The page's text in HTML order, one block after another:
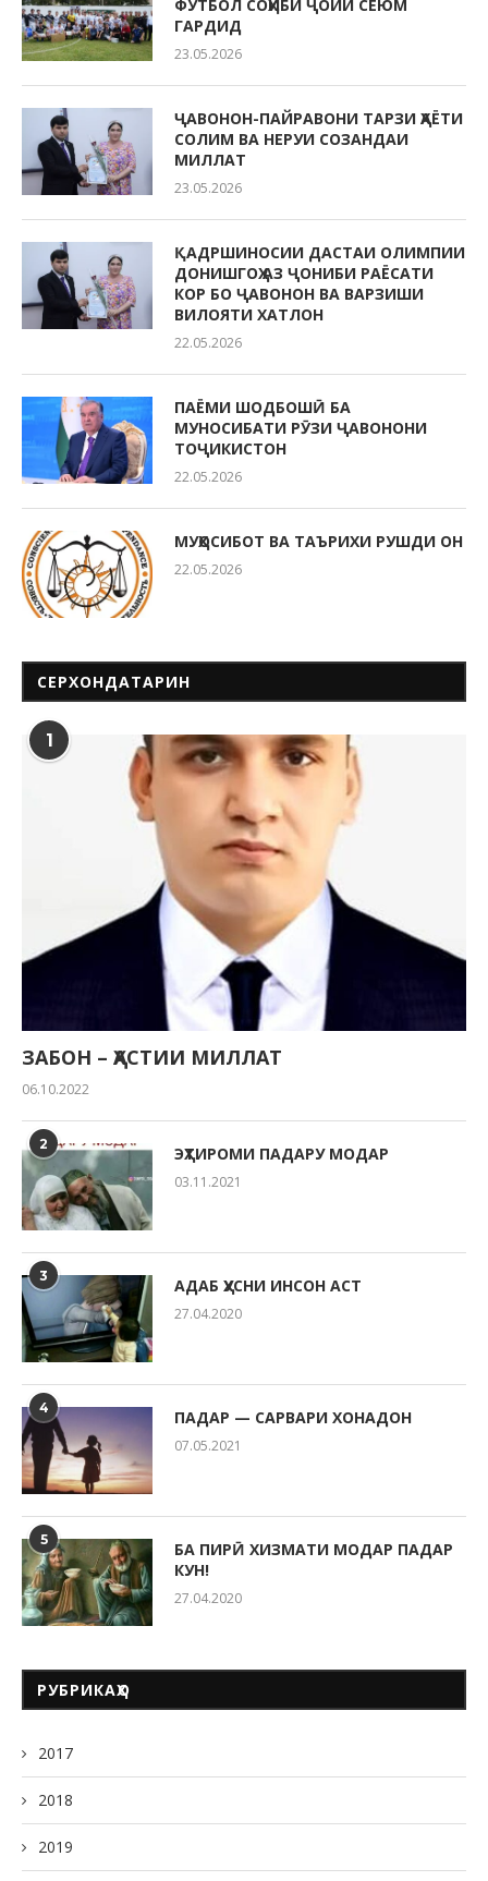
ФУТБОЛ СОҲИБИ ҶОЙИ СЕЮМ
ГАРДИД
23.05.2026
ҶАВОНОН-ПАЙРАВОНИ ТАРЗИ ҲАЁТИ
СОЛИМ ВА НЕРУИ СОЗАНДАИ
МИЛЛАТ
23.05.2026
ҚАДРШИНОСИИ ДАСТАИ ОЛИМПИИ
ДОНИШГОҲ АЗ ҶОНИБИ РАЁСАТИ
КОР БО ҶАВОНОН ВА ВАРЗИШИ
ВИЛОЯТИ ХАТЛОН
22.05.2026
ПАЁМИ ШОДБОШӢ БА
МУНОСИБАТИ РӮЗИ ҶАВОНОНИ
ТОҶИКИСТОН
22.05.2026
МУҲОСИБОТ ВА ТАЪРИХИ РУШДИ ОН
22.05.2026
СЕРХОНДАТАРИН
1
ЗАБОН – ҲАСТИИ МИЛЛАТ
06.10.2022
2 ЭҲТИРОМИ ПАДАРУ МОДАР
03.11.2021
3 АДАБ ҲУСНИ ИНСОН АСТ
27.04.2020
4 ПАДАР — САРВАРИ ХОНАДОН
07.05.2021
5
БА ПИРӢ ХИЗМАТИ МОДАР ПАДАР
КУН!
27.04.2020
РУБРИКАҲО
2017
2018
2019